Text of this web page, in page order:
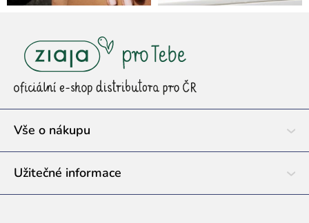
t
Vše o nákupu
Užitečné informace